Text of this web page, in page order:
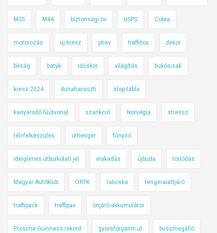
M35 M44 biztonsági öv USPS Cobra
motorozás új kresz phev traffibox dekor
bírság batyk időskor világítás bukósisak
kresz 2024 dunaharaszti stop-tábla
kanyarodó fűútvonal szankció Norvégia stressz
téli felkészülés úthenger fűnyíró
ideiglenes útburkolati jel elakadás újbuda torlódás
Magyar Autóklub ORFK talicska tengeralattjáró
traffipack traffipax önjáró akkumulátor
Porsche Guinness rekord gyorsforgalmi út buszmegálló